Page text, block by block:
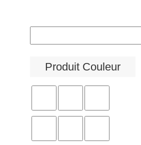
Produit Couleur